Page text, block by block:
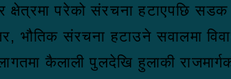
परेको संरचना हटाएपछि
संरचना हटाउने सवालमा
कैलाली पुलदेखि हुलाकी